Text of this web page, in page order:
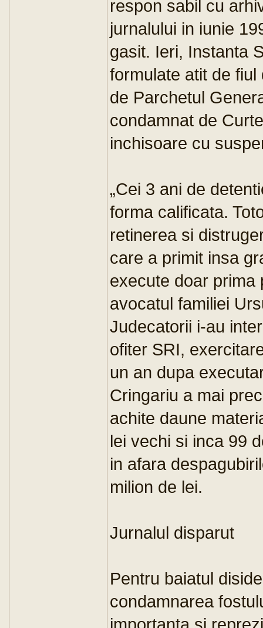
respon sabil cu
jurnalului in iunie
gasit. Ieri, Instanta
formulate atit de
de Parchetul
condamnat de
inchisoare cu
„Cei 3 ani de
forma calificata.
retinerea si
care a primit insa
execute doar prima
avocatul familiei
Judecatorii i-au
ofiter SRI,
un an dupa
Cringariu a mai
achite daune
lei vechi si inca 99
in afara
milion de lei.
Jurnalul disparut
Pentru baiatul
condamnarea